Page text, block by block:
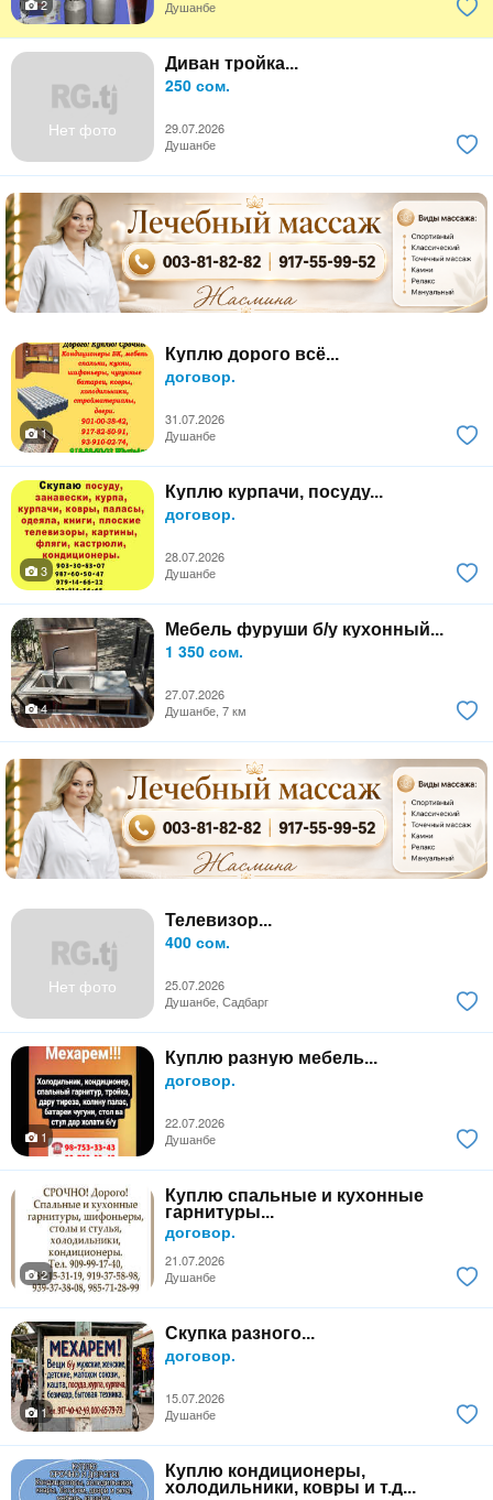
2
Душанбе
Нет фото
Диван тройка...
250 сом.
29.07.2026
Душанбе
Куплю дорого всё...
договор.
31.07.2026
1
Душанбе
Куплю курпачи, посуду...
договор.
28.07.2026
3
Душанбе
Мебель фуруши б/у кухонный...
1 350 сом.
27.07.2026
4
Душанбе, 7 км
Нет фото
Телевизор...
400 сом.
25.07.2026
Душанбе, Садбарг
Куплю разную мебель...
договор.
22.07.2026
1
Душанбе
Куплю спальные и кухонные
гарнитуры...
договор.
21.07.2026
2
Душанбе
Скупка разного...
договор.
15.07.2026
1
Душанбе
Куплю кондиционеры,
холодильники, ковры и т.д...